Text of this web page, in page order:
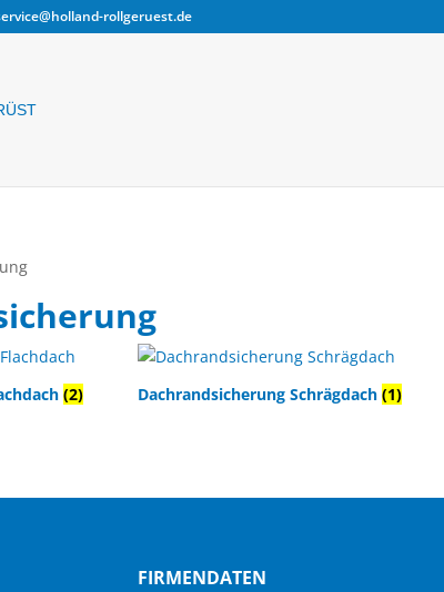
rollgeruest.de
(2) Dachrandsicherung Schrägdach(1)
FIRMENDATEN